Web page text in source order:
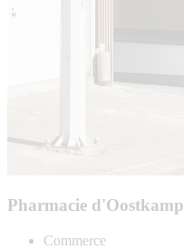
Pharmacie d'Oostkamp
Commerce